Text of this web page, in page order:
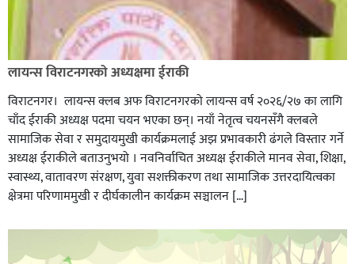
लायन्स विराटनगरको अध्यक्षमा ईराकी
विराटनगर। लायन्स क्लब अफ विराटनगरको लायन्स वर्ष २०२६/२७ का लागि
चाँद ईराकी अध्यक्ष पदमा चयन भएका छन्। नयाँ नेतृत्व चयनसँगै क्लबले
सामाजिक सेवा र समुदायमुखी कार्यक्रमलाई अझ प्रभावकारी ढंगले विस्तार गर्ने
अध्यक्ष ईराकीले बताउनुभयो । नवनिर्वाचित अध्यक्ष ईराकीले मानव सेवा, शिक्षा,
स्वास्थ्य, वातावरण संरक्षण, युवा सशक्तीकरण तथा सामाजिक उत्तरदायित्वका
क्षेत्रमा परिणाममुखी र दीर्घकालीन कार्यक्रम सञ्चालन […]